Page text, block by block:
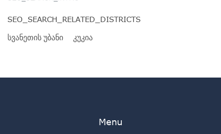
SEO_SEARCH_RELATED_DISTRICTS
სვანეთის უბანი კუკია
Menu